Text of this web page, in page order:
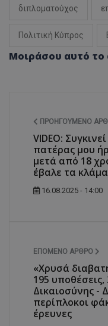
διπλοματούχος
Πολιτική Κύπρος
Μοιράσου αυτό το
ΠΡΟΗΓΟΎΜΕΝΟ
VIDEO:
πατέρας μου
μετά από 18
έβαλε τα
16.08.2025 - 14:00
ΕΠΌΜΕΝΟ ΆΡΘΡΟ
«Χρυσά
195
Δικαιοσύνης -
περίπλοκοι
έρευνες